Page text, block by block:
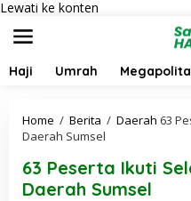
Lewati ke konten
Haji Umrah
Home / Berita / Daerah 63
Daerah Sumsel
63 Peserta Ikuti
Daerah Sumsel